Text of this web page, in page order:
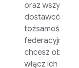
oraz
dostawców
tożsamości
federacyjnej,
chcesz
włącz ich w